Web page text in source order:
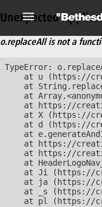
Unexpected
o.replaceAll is not a
TypeError:
at u (https://
at
at
at https://
at X (https://
at d (https://
at
at https://
at https://
at
at Ji (https://
at ja (https://
at _s (https://
at pl (https://